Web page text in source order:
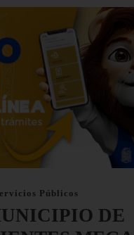
Públicos
DE